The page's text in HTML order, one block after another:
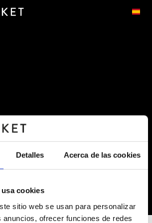
Detalles Acerca de las cookies
cookies
sitio web se usan para personalizar
anuncios, ofrecer funciones de redes